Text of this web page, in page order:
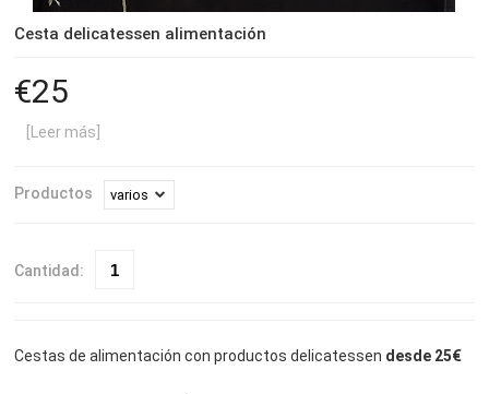
Cesta delicatessen alimentación
25
[Leer más]
Productos
Cantidad:
Cestas de alimentación con productos delicatessen desde 25€